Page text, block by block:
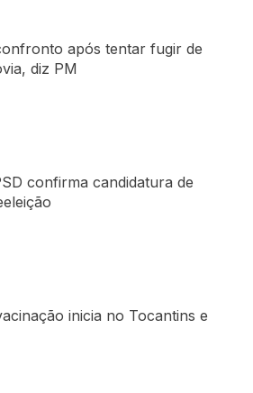
após tentar fugir de
diz PM
confirma candidatura de
inicia no Tocantins e